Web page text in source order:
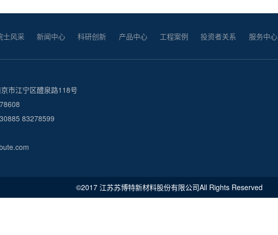
士风采 新闻中心 科研创新 产品中心 工程案例 投资者关系 服务中心
市江宁区醴泉路118号
83278599
©2017 江苏苏博特新材料股份有限公司All Rights Reserved